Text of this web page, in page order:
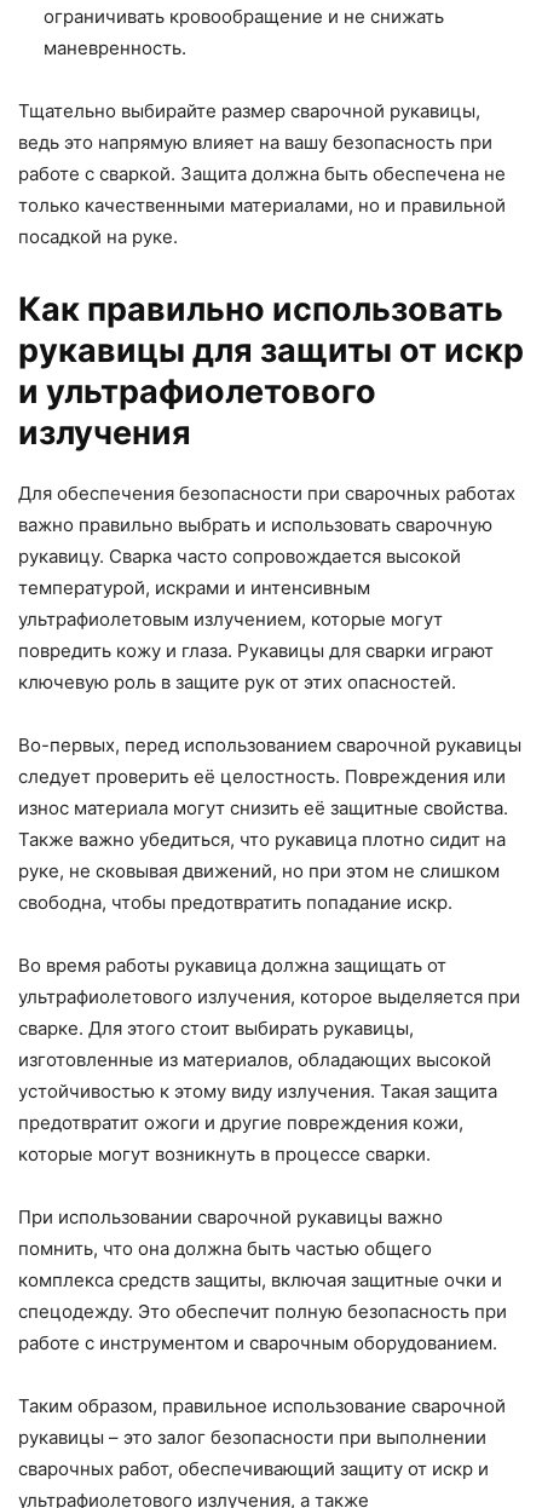
ограничивать кровообращение и не снижать
маневренность.
Тщательно выбирайте размер сварочной рукавицы,
ведь это напрямую влияет на вашу безопасность при
работе с сваркой. Защита должна быть обеспечена не
только качественными материалами, но и правильной
посадкой на руке.
Как правильно использовать
рукавицы для защиты от искр
и ультрафиолетового
излучения
Для обеспечения безопасности при сварочных работах
важно правильно выбрать и использовать сварочную
рукавицу. Сварка часто сопровождается высокой
температурой, искрами и интенсивным
ультрафиолетовым излучением, которые могут
повредить кожу и глаза. Рукавицы для сварки играют
ключевую роль в защите рук от этих опасностей.
Во-первых, перед использованием сварочной рукавицы
следует проверить её целостность. Повреждения или
износ материала могут снизить её защитные свойства.
Также важно убедиться, что рукавица плотно сидит на
руке, не сковывая движений, но при этом не слишком
свободна, чтобы предотвратить попадание искр.
Во время работы рукавица должна защищать от
ультрафиолетового излучения, которое выделяется при
сварке. Для этого стоит выбирать рукавицы,
изготовленные из материалов, обладающих высокой
устойчивостью к этому виду излучения. Такая защита
предотвратит ожоги и другие повреждения кожи,
которые могут возникнуть в процессе сварки.
При использовании сварочной рукавицы важно
помнить, что она должна быть частью общего
комплекса средств защиты, включая защитные очки и
спецодежду. Это обеспечит полную безопасность при
работе с инструментом и сварочным оборудованием.
Таким образом, правильное использование сварочной
рукавицы – это залог безопасности при выполнении
сварочных работ, обеспечивающий защиту от искр и
ультрафиолетового излучения, а также